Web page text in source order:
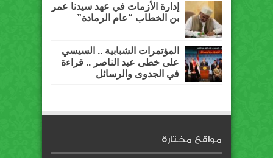
إدارة الأزمات في عهد سيدنا عمر
بن الخطاب “عام الرمادة”
المؤتمرات الشبابية .. السيسي
على خطى عبد الناصر .. قراءة
في الجدوى والرسائل
مواقع مختارة